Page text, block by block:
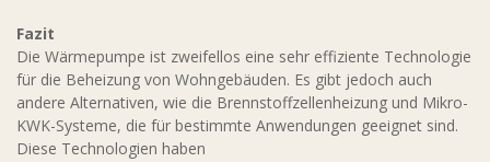
Fazit
Die Wärmepumpe ist zweifellos eine sehr effiziente Technologie
für die Beheizung von Wohngebäuden. Es gibt jedoch auch
andere Alternativen, wie die Brennstoffzellenheizung und Mikro-
KWK-Systeme, die für bestimmte Anwendungen geeignet sind.
Diese Technologien haben